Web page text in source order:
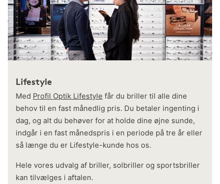
Lifestyle
Med Profil Optik Lifestyle får du briller til alle dine
behov til en fast månedlig pris. Du betaler ingenting i
dag, og alt du behøver for at holde dine øjne sunde,
indgår i en fast månedspris i en periode på tre år eller
så længe du er Lifestyle-kunde hos os.
Hele vores udvalg af briller, solbriller og sportsbriller
kan tilvælges i aftalen.